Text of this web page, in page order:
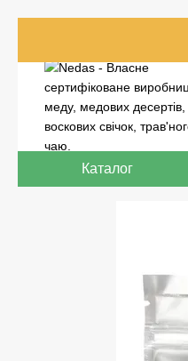
Каталог